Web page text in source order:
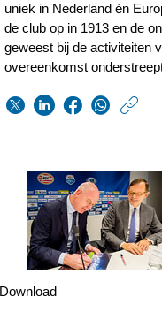
uniek in Nederland én
de club op in 1913 en de
geweest bij de activiteiten
overeenkomst
Download